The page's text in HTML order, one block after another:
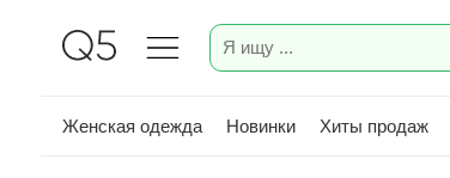
Женская одежда Новинки Хиты продаж